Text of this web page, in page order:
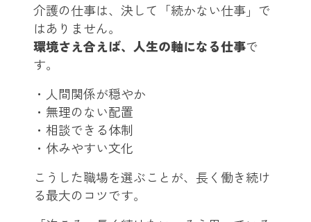
介護の仕事は、決して「続かない仕事」で
はありません。
環境さえ合えば、人生の軸になる仕事で
す。
・人間関係が穏やか
・無理のない配置
・相談できる体制
・休みやすい文化
こうした職場を選ぶことが、長く働き続け
る最大のコツです。